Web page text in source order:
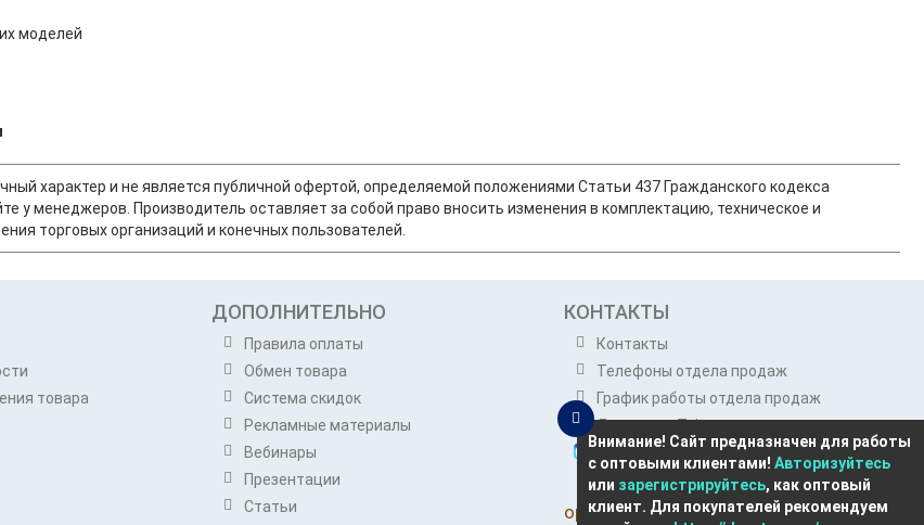
моделей
характер и не является публичной офертой, определяемой положениями Статьи 437 Гражданского кодекса
у менеджеров. Производитель оставляет за собой право вносить изменения в комплектацию, техническое и
торговых организаций и конечных пользователей.
товара
ДОПОЛНИТЕЛЬНО
Правила оплаты
Обмен товара
Система скидок
Рекламные материалы
Вебинары
Презентации
Статьи
КОНТАКТЫ
Контакты
Телефоны отдела продаж
График работы отдела продаж
Динатон в Telegram
Динатон в Max
Розничным покупателям
opt@dynatone.ru
Внимание! Сайт предназначен для работы
с оптовыми клиентами! Авторизуйтесь
или зарегистрируйтесь, как оптовый
клиент. Для покупателей рекомендуем